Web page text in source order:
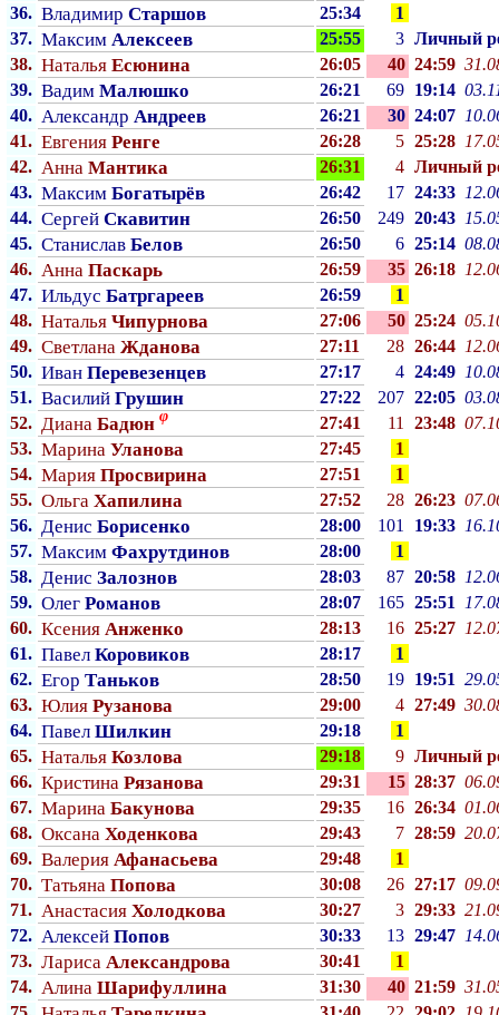
36. Владимир Старшов 25:34
1
37. Максим Алексеев 25:55 3 Личный
38. Наталья Есюнина 26:05 40 24:59
39. Вадим Малюшко 26:21 69 19:14
40. Александр Андреев 26:21 30 24:07
41. Евгения Ренге 26:28 5 25:28
42. Анна Мантика 26:31 4 Личный
43. Максим Богатырёв 26:42 17 24:33
44. Сергей Скавитин 26:50 249 20:43
45. Станислав Белов 26:50 6 25:14
46. Анна Паскарь 26:59 35 26:18
47. Ильдус Батргареев 26:59
1
48. Наталья Чипурнова 27:06 50 25:24
49. Светлана Жданова 27:11 28 26:44
50. Иван Перевезенцев 27:17 4 24:49
51. Василий Грушин 27:22 207 22:05
52. Диана Бадюн φ 27:41 11 23:48
53. Марина Уланова 27:45
1
54. Мария Просвирина 27:51
1
55. Ольга Хапилина 27:52 28 26:23
56. Денис Борисенко 28:00 101 19:33
57. Максим Фахрутдинов 28:00
1
58. Денис Залознов 28:03 87 20:58
59. Олег Романов 28:07 165 25:51
60. Ксения Анженко 28:13 16 25:27
61. Павел Коровиков 28:17
1
62. Егор Таньков 28:50 19 19:51
63. Юлия Рузанова 29:00 4 27:49
64. Павел Шилкин 29:18
1
65. Наталья Козлова 29:18 9 Личный
66. Кристина Рязанова 29:31 15 28:37
67. Марина Бакунова 29:35 16 26:34
68. Оксана Ходенкова 29:43 7 28:59
69. Валерия Афанасьева 29:48
1
70. Татьяна Попова 30:08 26 27:17
71. Анастасия Холодкова 30:27 3 29:33
72. Алексей Попов 30:33 13 29:47
73. Лариса Александрова 30:41
1
74. Алина Шарифуллина 31:30 40 21:59